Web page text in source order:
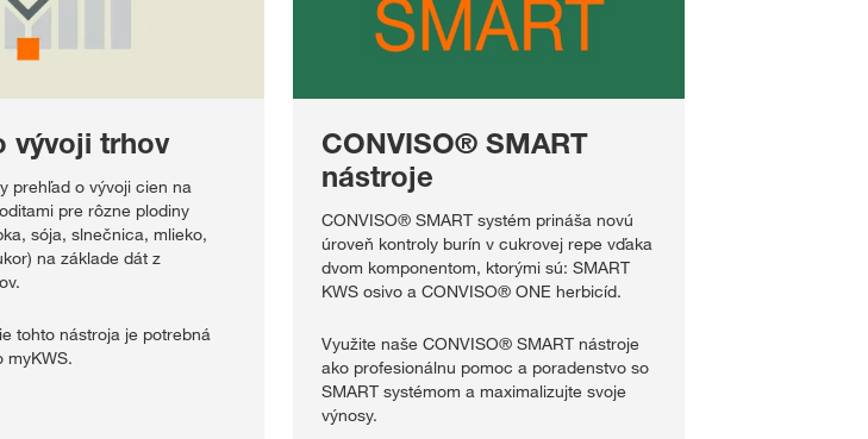
vývoji trhov
prehľad o vývoji cien na
pre rôzne plodiny
sója, slnečnica, mlieko,
na základe dát z
tohto nástroja je potrebná
myKWS.
CONVISO® SMART
nástroje
CONVISO® SMART systém prináša novú
úroveň kontroly burín v cukrovej repe vďaka
dvom komponentom, ktorými sú: SMART
KWS osivo a CONVISO® ONE herbicíd.
Využite naše CONVISO® SMART nástroje
ako profesionálnu pomoc a poradenstvo so
SMART systémom a maximalizujte svoje
výnosy.